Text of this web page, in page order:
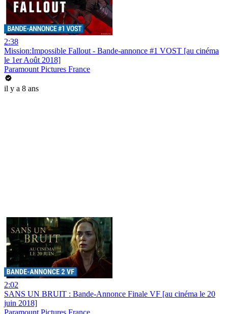
2:38
Mission:Impossible Fallout - Bande-annonce #1 VOST [au cinéma
le 1er Août 2018]
Paramount Pictures France
il y a 8 ans
2:02
SANS UN BRUIT : Bande-Annonce Finale VF [au cinéma le 20
juin 2018]